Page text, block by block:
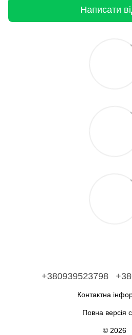
Написати
+380939523798
Контактна
Повна версія
© 2026